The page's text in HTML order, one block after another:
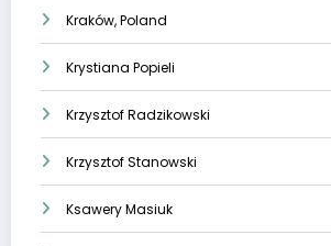
Kraków, Poland
Krystiana Popieli
Krzysztof Radzikowski
Krzysztof Stanowski
Ksawery Masiuk